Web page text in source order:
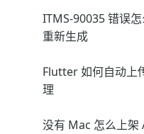
ITMS-90035 错误
重新生成
Flutter 如何自动上
理
没有 Mac 怎么上